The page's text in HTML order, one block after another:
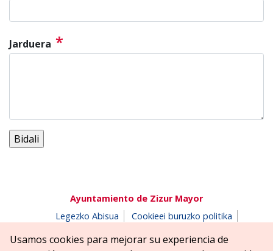
Jarduera *
Ayuntamiento de Zizur Mayor
Legezko Abisua
Cookieei buruzko politika
Salaketen postontzia
Usamos cookies para mejorar su experiencia de